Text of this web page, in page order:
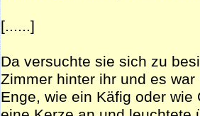
[......]
Da versuchte sie sich zu
Zimmer hinter ihr und es
Enge, wie ein Käfig oder